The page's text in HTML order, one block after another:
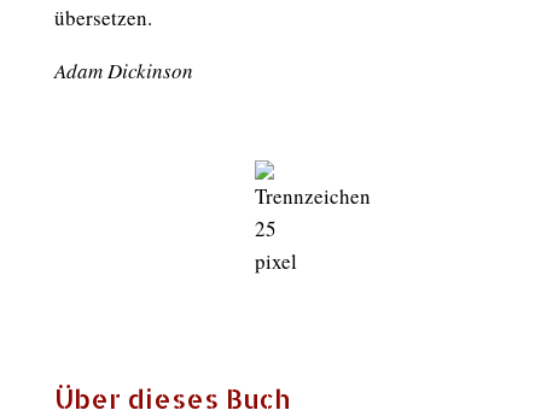
übersetzen.
Adam Dickinson
Über dieses Buch